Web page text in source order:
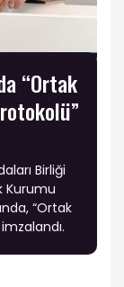
“Ortak
Birliği
Kurumu
“Ortak